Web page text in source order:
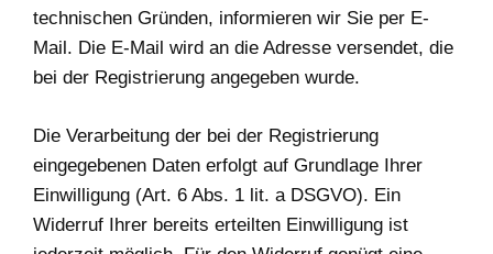
technischen Gründen, informieren wir Sie per E-
Mail. Die E-Mail wird an die Adresse versendet, die
bei der Registrierung angegeben wurde.
Die Verarbeitung der bei der Registrierung
eingegebenen Daten erfolgt auf Grundlage Ihrer
Einwilligung (Art. 6 Abs. 1 lit. a DSGVO). Ein
Widerruf Ihrer bereits erteilten Einwilligung ist